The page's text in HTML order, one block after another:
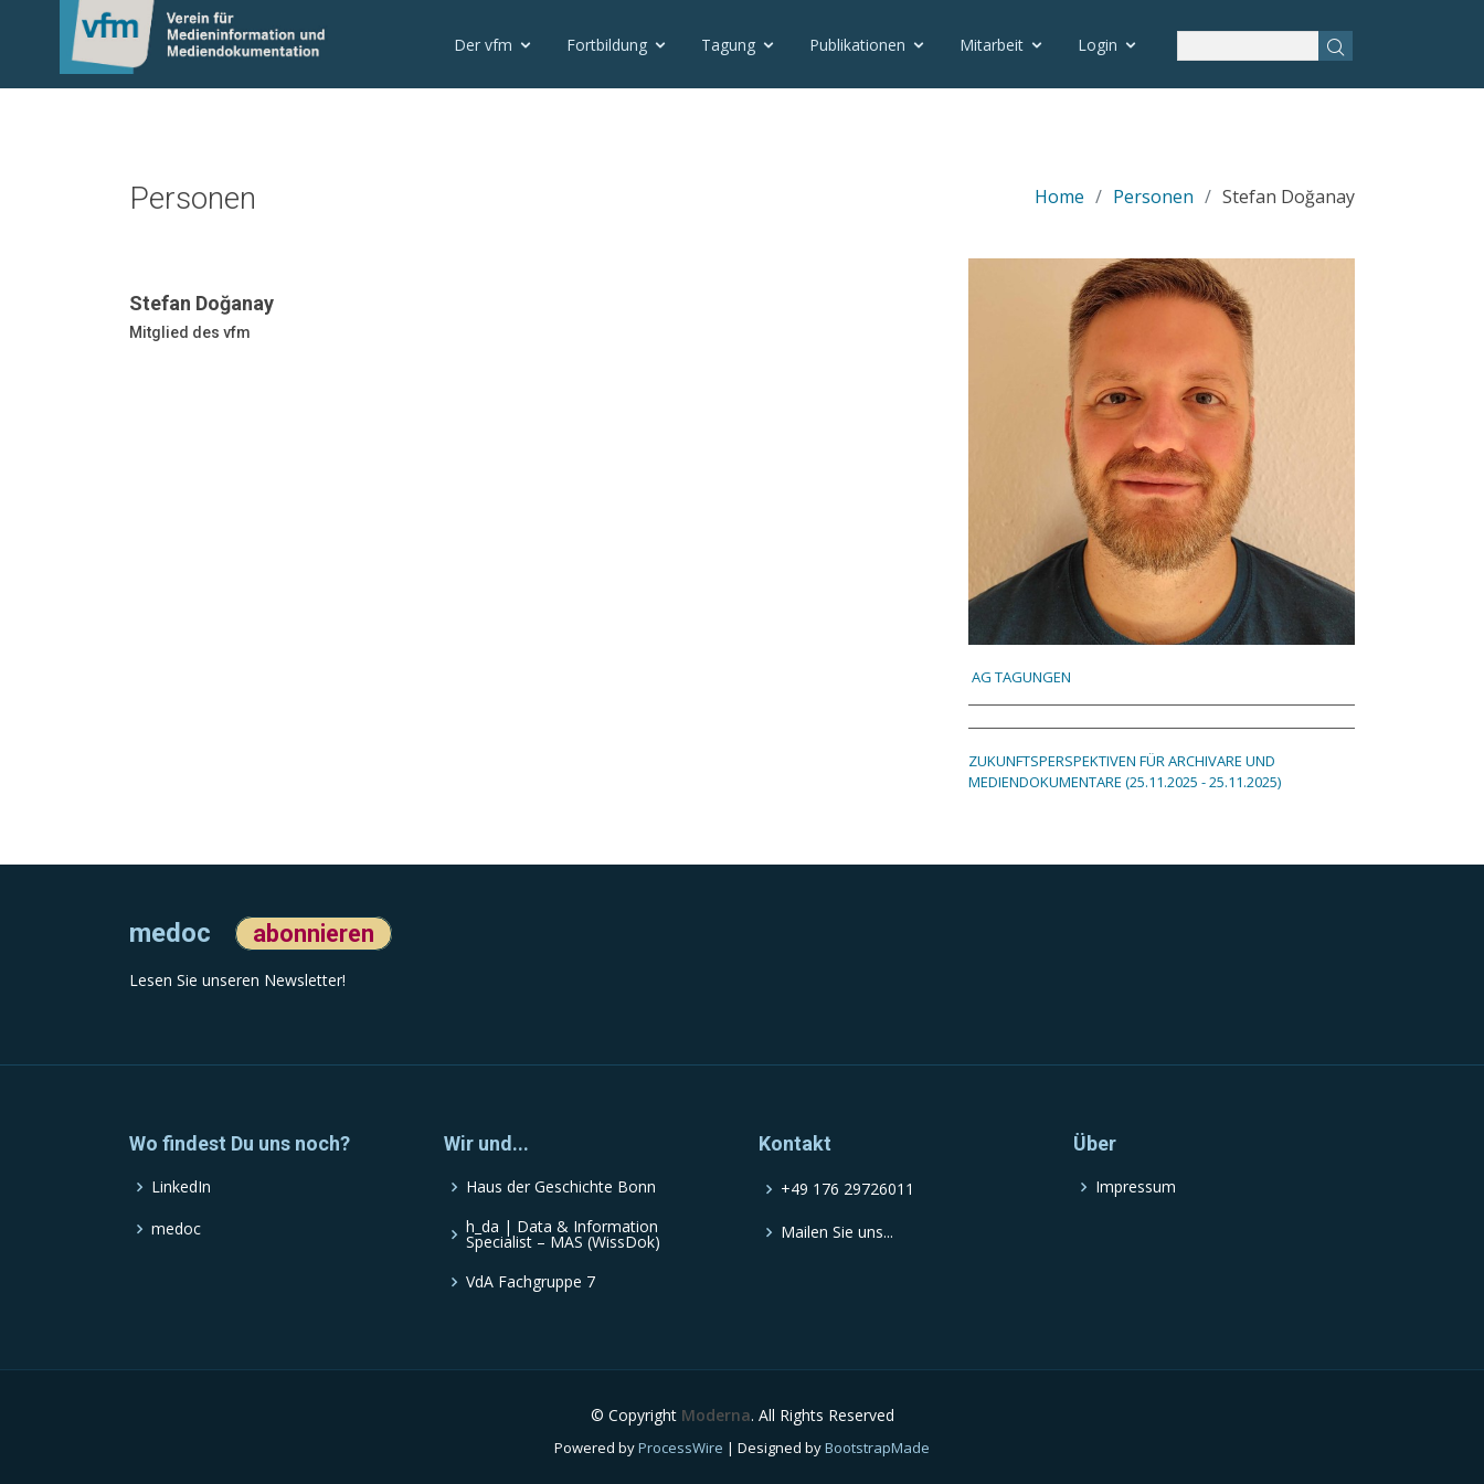
Der vfm Fortbildung Tagung Publikationen Mitarbeit Login
Personen Home Personen Stefan Doğanay
Stefan Doğanay
Mitglied des vfm
AG TAGUNGEN
ZUKUNFTSPERSPEKTIVEN FÜR ARCHIVARE UND
MEDIENDOKUMENTARE (25.11.2025 - 25.11.2025)
medoc abonnieren
Lesen Sie unseren Newsletter!
Wo findest Du uns noch?
LinkedIn
medoc
Wir und...
Haus der Geschichte Bonn
h_da | Data & Information
Specialist – MAS (WissDok)
VdA Fachgruppe 7
Kontakt
+49 176 29726011
Mailen Sie uns...
Über
Impressum
© Copyright Moderna. All Rights Reserved
Powered byProcessWire | Designed byBootstrapMade